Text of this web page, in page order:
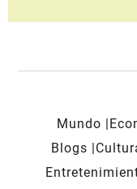
Mundo
Blogs